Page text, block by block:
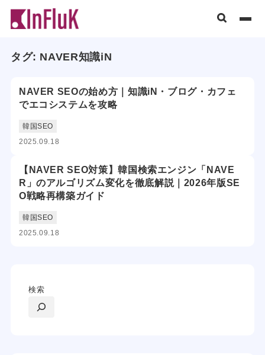
タグ: NAVER知識iN
NAVER SEOの始め方｜知識iN・ブログ・カフェ
でエコシステムを攻略
韓国SEO
2025.09.18
【NAVER SEO対策】韓国検索エンジン「NAVE
R」のアルゴリズム変化を徹底解説｜2026年版SE
O戦略再構築ガイド
韓国SEO
2025.09.18
検索